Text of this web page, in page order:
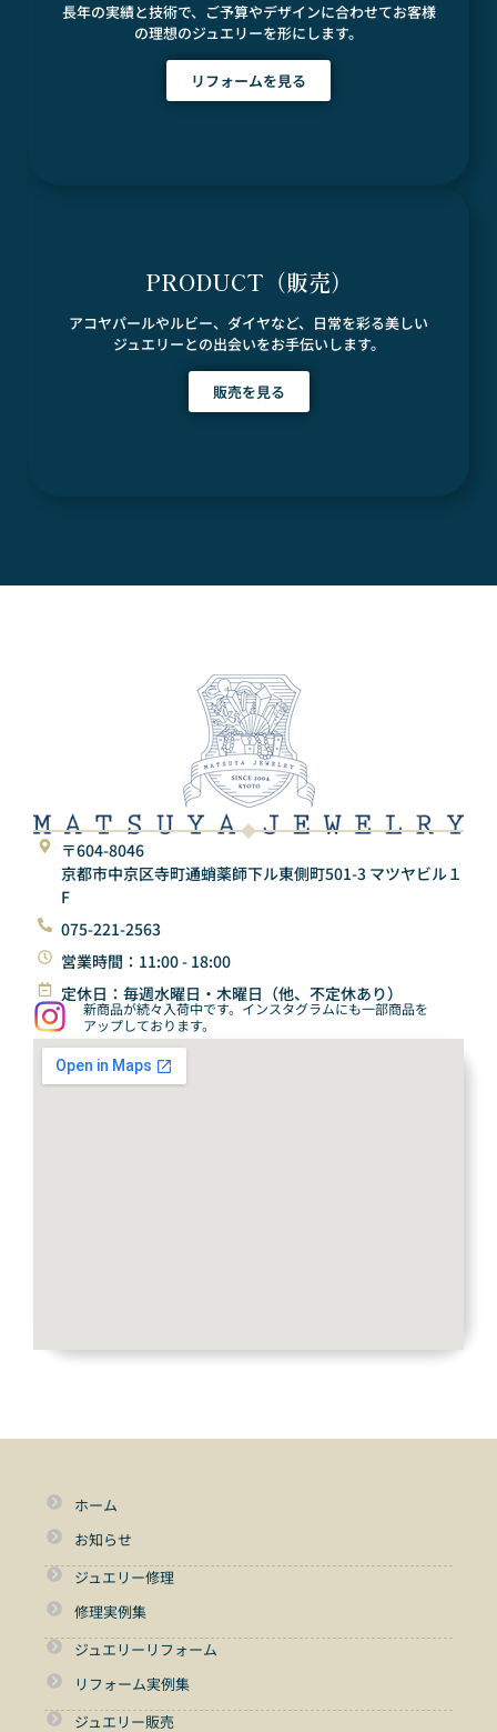
長年の実績と技術で、ご予算やデザインに合わせてお客様
の理想のジュエリーを形にします。
リフォームを見る
PRODUCT（販売）
アコヤパールやルビー、ダイヤなど、日常を彩る美しい
ジュエリーとの出会いをお手伝いします。
販売を見る
〒604-8046
京都市中京区寺町通蛸薬師下ル東側町501-3 マツヤビル１
F
075-221-2563
営業時間：11:00 - 18:00
定休日：毎週水曜日・木曜日（他、不定休あり）
新商品が続々入荷中です。インスタグラムにも一部商品を
アップしております。
ホーム
お知らせ
ジュエリー修理
修理実例集
ジュエリーリフォーム
リフォーム実例集
ジュエリー販売